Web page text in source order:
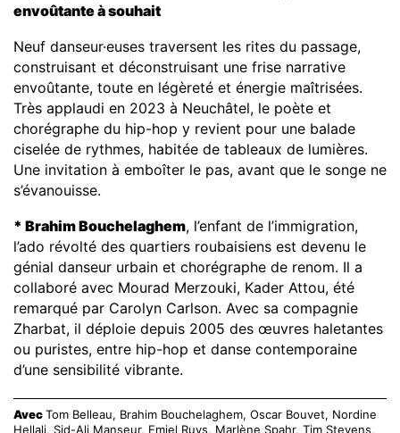
envoûtante à souhait
Neuf danseur·euses traversent les rites du passage,
construisant et déconstruisant une frise narrative
envoûtante, toute en légèreté et énergie maîtrisées.
Très applaudi en 2023 à Neuchâtel, le poète et
chorégraphe du hip-hop y revient pour une balade
ciselée de rythmes, habitée de tableaux de lumières.
Une invitation à emboîter le pas, avant que le songe ne
s’évanouisse.
* Brahim Bouchelaghem, l’enfant de l’immigration,
l’ado révolté des quartiers roubaisiens est devenu le
génial danseur urbain et chorégraphe de renom. Il a
collaboré avec Mourad Merzouki, Kader Attou, été
remarqué par Carolyn Carlson. Avec sa compagnie
Zharbat, il déploie depuis 2005 des œuvres haletantes
ou puristes, entre hip-hop et danse contemporaine
d’une sensibilité vibrante.
AvecTom Belleau, Brahim Bouchelaghem, Oscar Bouvet, Nordine
Hellali, Sid-Ali Manseur, Emiel Ruys, Marlène Spahr, Tim Stevens,